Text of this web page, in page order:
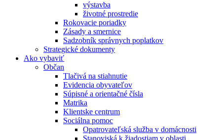
výstavba
životné prostredie
Rokovacie poriadky
Zásady a smernice
Sadzobník správnych poplatkov
Strategické dokumenty
Ako vybaviť
Občan
Tlačivá na stiahnutie
Evidencia obyvateľov
Súpisné a orientačné čísla
Matrika
Klientske centrum
Sociálna pomoc
Opatrovateľská služba v domácnosti
Stanoviská k žiadostiam v oblasti